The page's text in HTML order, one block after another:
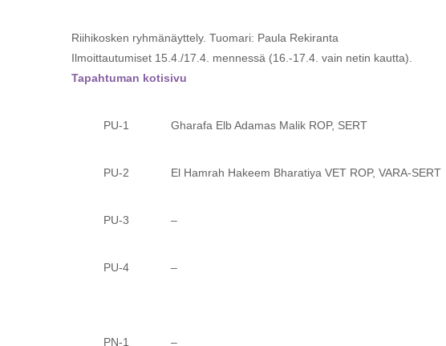
Riihikosken ryhmänäyttely. Tuomari: Paula Rekiranta
Ilmoittautumiset 15.4./17.4. mennessä (16.-17.4. vain netin kautta).
Tapahtuman kotisivu
PU-1 Gharafa Elb Adamas Malik ROP, SERT
PU-2 El Hamrah Hakeem Bharatiya VET ROP, VARA-SERT
PU-3 –
PU-4 –
PN-1 –